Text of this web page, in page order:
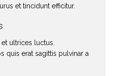
et tincidunt efficitur.
ultrices luctus.
quis erat sagittis pulvinar a